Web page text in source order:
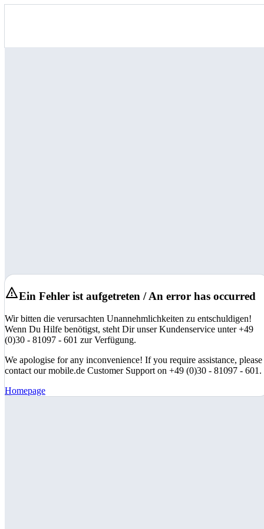
Ein Fehler ist aufgetreten / An error has occurred
Wir bitten die verursachten Unannehmlichkeiten zu entschuldigen!
Wenn Du Hilfe benötigst, steht Dir unser Kundenservice unter +49
(0)30 - 81097 - 601 zur Verfügung.
We apologise for any inconvenience! If you require assistance, please
contact our mobile.de Customer Support on +49 (0)30 - 81097 - 601.
Homepage